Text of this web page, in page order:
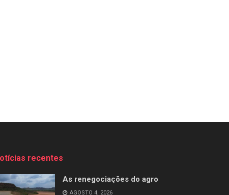
recentes
As renegociações do agro
AGOSTO 4, 2026